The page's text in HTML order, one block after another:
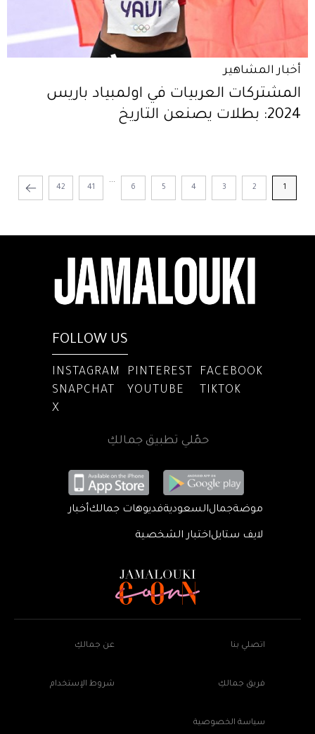
أخبار المشاهير
المشتركات العربيات في اولمبياد باريس
2024: بطلات يصنعن التاريخ
1
2
3
4
5
6
...
41
42
FOLLOW US
INSTAGRAM PINTEREST
FACEBOOK
SNAPCHAT
YOUTUBE
TIKTOK
X
حمّلي تطبيق جمالكِ
موضةجمالالسعوديةفديوهات جمالكأخبار
لايف ستايلاختبار الشخصية
اتصلي بنا عن جمالكِ
فريق جمالكِ شروط الإستخدام
سياسة الخصوصية